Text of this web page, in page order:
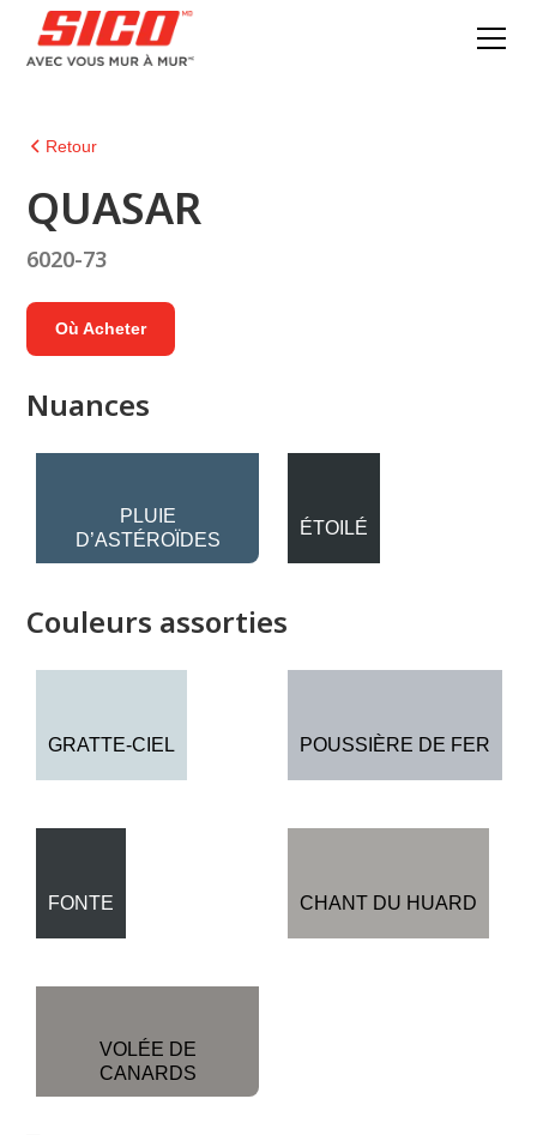
Retour
QUASAR
6020-73
Où Acheter
Nuances
PLUIE
D’ASTÉROÏDES
ÉTOILÉ
Couleurs assorties
GRATTE-CIEL POUSSIÈRE DE FER
FONTE CHANT DU HUARD
VOLÉE DE
CANARDS